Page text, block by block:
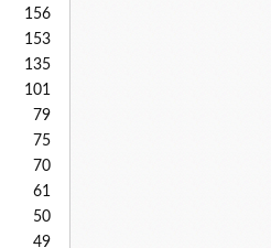
156
153
135
101
79
75
70
61
50
49